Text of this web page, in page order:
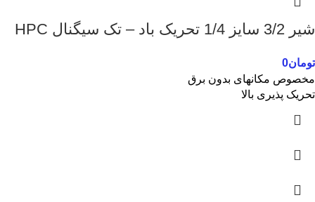
شیر 3/2 سایز 1/4 تحریک باد – تک سیگنال HPC
تومان0
مخصوص مکانهای بدون برق
تحریک پذیری بالا